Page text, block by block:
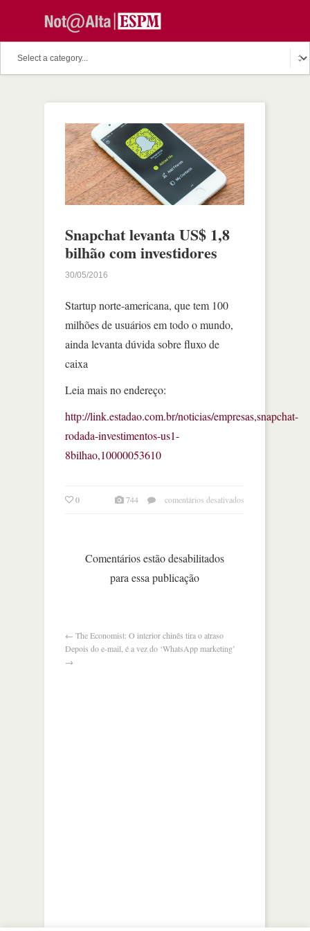
Snapchat levanta US$ 1,8
bilhão com investidores
30/05/2016
Startup norte-americana, que tem 100
milhões de usuários em todo o mundo,
ainda levanta dúvida sobre fluxo de
caixa
Leia mais no endereço:
http://link.estadao.com.br/noticias/empresas,snapchat-
rodada-investimentos-us1-
8bilhao,10000053610
0 744 comentários desativados
Comentários estão desabilitados
para essa publicação
← The Economist: O interior chinês tira o atraso
Depois do e-mail, é a vez do ‘WhatsApp marketing’
→